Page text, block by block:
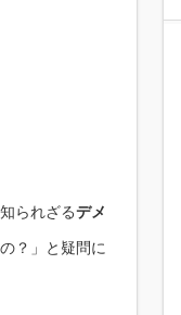
られざるデメ
？」と疑問に